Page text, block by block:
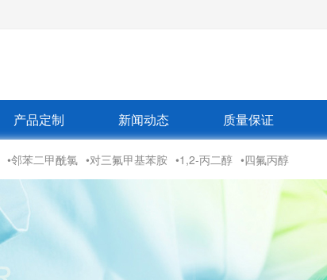
产品定制 新闻动态 质量保证
•邻苯二甲酰氯 •对三氟甲基苯胺 •1,2-丙二醇 •四氟丙醇